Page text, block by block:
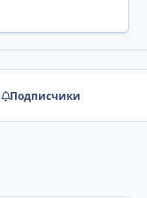
Подписчики